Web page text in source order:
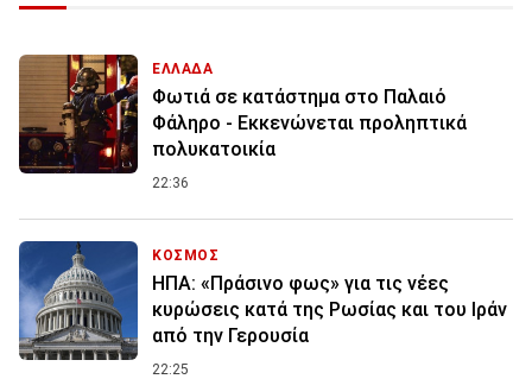
ΕΛΛΑΔΑ
Φωτιά σε κατάστημα στο Παλαιό
Φάληρο - Εκκενώνεται προληπτικά
πολυκατοικία
22:36
ΚΟΣΜΟΣ
ΗΠΑ: «Πράσινο φως» για τις νέες
κυρώσεις κατά της Ρωσίας και του Ιράν
από την Γερουσία
22:25